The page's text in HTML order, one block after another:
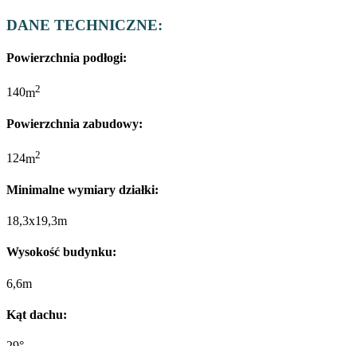
DANE TECHNICZNE:
Powierzchnia podłogi:
140m2
Powierzchnia zabudowy:
124m2
Minimalne wymiary działki:
18,3x19,3m
Wysokość budynku:
6,6m
Kąt dachu: